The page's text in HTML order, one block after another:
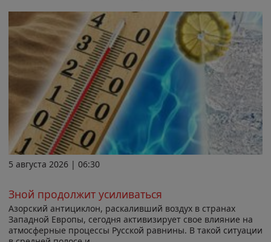
5 августа 2026 | 06:30
Зной продолжит усиливаться
Азорский антициклон, раскаливший воздух в странах
Западной Европы, сегодня активизирует свое влияние на
атмосферные процессы Русской равнины. В такой ситуации